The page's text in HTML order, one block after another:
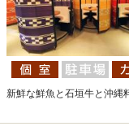
新鮮な鮮魚と石垣牛と沖縄